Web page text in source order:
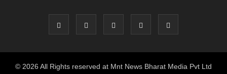
© 2026 All Rights reserved at Mnt News Bharat Media Pvt Ltd